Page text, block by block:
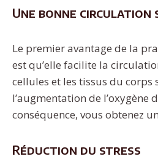
Une bonne circulation
Le premier avantage de la
est qu’elle facilite la
cellules et les tissus du corps
l’augmentation de l’oxygène
conséquence, vous obtenez
Réduction du stress